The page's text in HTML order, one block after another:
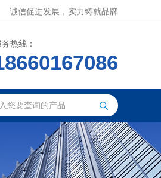
诚信促进发展，实力铸就品牌
务热线：